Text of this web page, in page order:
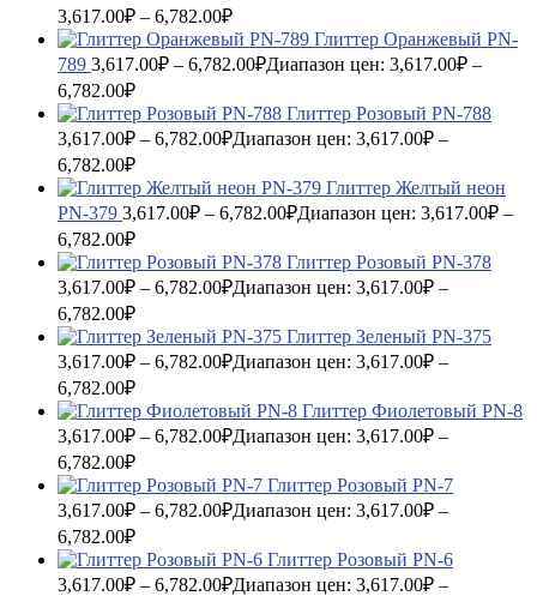
3,617.00₽ – 6,782.00₽
Глиттер Оранжевый PN-
789 3,617.00₽ – 6,782.00₽Диапазон цен: 3,617.00₽ –
6,782.00₽
Глиттер Розовый PN-788
3,617.00₽ – 6,782.00₽Диапазон цен: 3,617.00₽ –
6,782.00₽
Глиттер Желтый неон
PN-379 3,617.00₽ – 6,782.00₽Диапазон цен: 3,617.00₽ –
6,782.00₽
Глиттер Розовый PN-378
3,617.00₽ – 6,782.00₽Диапазон цен: 3,617.00₽ –
6,782.00₽
Глиттер Зеленый PN-375
3,617.00₽ – 6,782.00₽Диапазон цен: 3,617.00₽ –
6,782.00₽
Глиттер Фиолетовый PN-8
3,617.00₽ – 6,782.00₽Диапазон цен: 3,617.00₽ –
6,782.00₽
Глиттер Розовый PN-7
3,617.00₽ – 6,782.00₽Диапазон цен: 3,617.00₽ –
6,782.00₽
Глиттер Розовый PN-6
3,617.00₽ – 6,782.00₽Диапазон цен: 3,617.00₽ –